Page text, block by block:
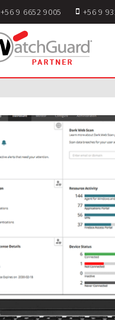
+56 9 6652 9005 +56 9